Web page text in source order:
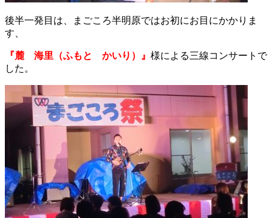
後半一発目は、まごころ半明原ではお初にお目にかかりま
す、
『麓 海里（ふもと かいり）』 様による三線コンサートで
した。